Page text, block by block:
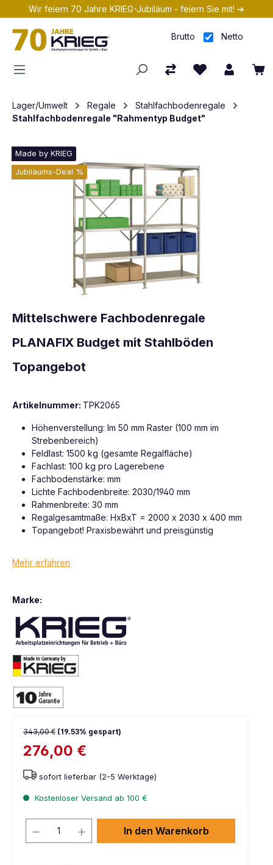
Zum Hauptinhalt springen
Wir feiern 70 Jahre KRIEG-Jubiläum - feiern Sie mit! ➔
Brutto Netto
Lager/Umwelt Regale
Stahlfachbodenregale
Stahlfachbodenregale "Rahmentyp Budget"
Made by KRIEG
Jubiläums-Deal %
Mittelschwere Fachbodenregale
PLANAFIX Budget mit Stahlböden
Topangebot
Artikelnummer: TPK2065
Höhenverstellung: Im 50 mm Raster (100 mm im
Strebenbereich)
Feldlast: 1500 kg (gesamte Regalfläche)
Fachlast: 100 kg pro Lagerebene
Fachbodenstärke: mm
Lichte Fachbodenbreite: 2030/1940 mm
Rahmenbreite: 30 mm
Regalgesamtmaße: HxBxT = 2000 x 2030 x 400 mm
Topangebot! Praxisbewährt und preisgünstig
Mehr erfahren
Marke:
343,00 € (19.53% gespart)
276,00 €
sofort lieferbar (2-5 Werktage)
Kostenloser Versand ab 100 €
In den Warenkorb